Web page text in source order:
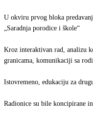
radnike
u
KJU„Porodično
savjetovalište“
U okviru prvog bloka
„Saradnja porodice i škole“
Kroz interaktivan rad, analizu
granicama, komunikaciji sa
Istovremeno, edukaciju za
Radionice su bile koncipirane